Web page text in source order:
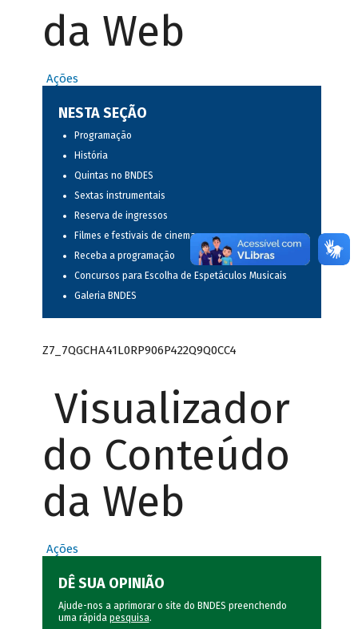
da Web
Ações
NESTA SEÇÃO
Programação
História
Quintas no BNDES
Sextas instrumentais
Reserva de ingressos
Filmes e festivais de cinema
Receba a programação
Concursos para Escolha de Espetáculos Musicais
Galeria BNDES
Z7_7QGCHA41L0RP906P422Q9Q0CC4
Visualizador
do Conteúdo
da Web
Ações
DÊ SUA OPINIÃO
Ajude-nos a aprimorar o site do BNDES preenchendo
uma rápida pesquisa.